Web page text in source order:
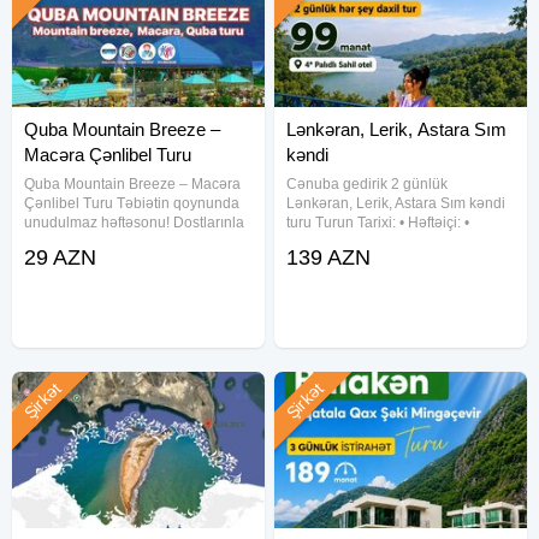
Quba Mountain Breeze –
Macəra Çənlibel Turu
Quba Mountain Breeze – Macəra
Çənlibel Turu Təbiətin qoynunda
unudulmaz həftəsonu! Dostlarınla
məkanlarını kəşf et Tarixlər: hər
29 AZN
Lənkəran, Lerik, Astara Sım
kəndi
Cənuba gedirik 2 günlük
Lənkəran, Lerik, Astara Sım kəndi
turu Turun Tarixi: • Həftəiçi: •
12 iyul • 15-16 iyul • 18-19 iyul •
139 AZN
Şirkət Şirkət